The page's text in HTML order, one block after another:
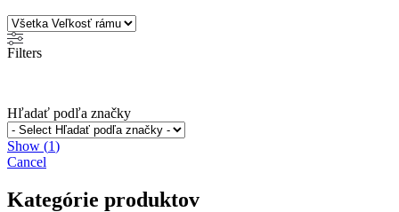
Filters
Hľadať podľa značky
Show (1)
Cancel
Kategórie produktov